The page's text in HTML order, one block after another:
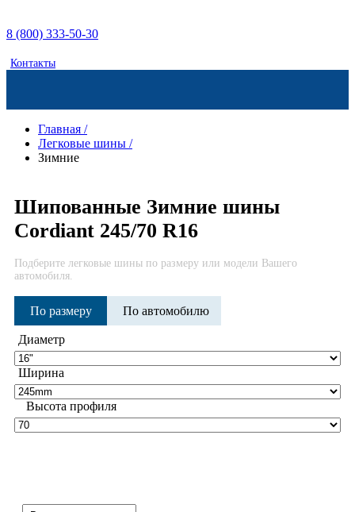
8 (800) 333-50-30
Контакты
Главная /
Легковые шины /
Зимние
Шипованные Зимние шины
Cordiant 245/70 R16
Подберите легковые шины по размеру или модели Вашего
автомобиля.
По размеру По автомобилю
Диаметр
Ширина
Высота профиля